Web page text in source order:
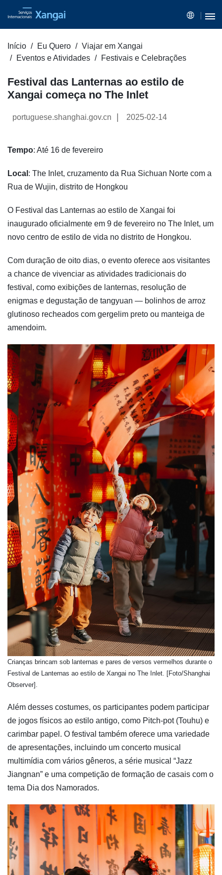
Início Eu Quero
Viajar em Xangai
Eventos e Atividades
Festivais e Celebrações
Festival das Lanternas ao estilo de
Xangai começa no The Inlet
portuguese.shanghai.gov.cn 2025-02-14
Tempo: Até 16 de fevereiro
Local : The Inlet, cruzamento da Rua Sichuan Norte com a
Rua de Wujin, distrito de Hongkou
O Festival das Lanternas ao estilo de Xangai foi
inaugurado oficialmente em 9 de fevereiro no The Inlet, um
novo centro de estilo de vida no distrito de Hongkou.
Com duração de oito dias, o evento oferece aos visitantes
a chance de vivenciar as atividades tradicionais do
festival, como exibições de lanternas, resolução de
enigmas e degustação de tangyuan — bolinhos de arroz
glutinoso recheados com gergelim preto ou manteiga de
amendoim.
Crianças brincam sob lanternas e pares de versos vermelhos durante o
Festival de Lanternas ao estilo de Xangai no The Inlet. [Foto/Shanghai
Observer].
Além desses costumes, os participantes podem participar
de jogos físicos ao estilo antigo, como Pitch-pot (Touhu) e
carimbar papel. O festival também oferece uma variedade
de apresentações, incluindo um concerto musical
multimídia com vários gêneros, a série musical “Jazz
Jiangnan” e uma competição de formação de casais com o
tema Dia dos Namorados.